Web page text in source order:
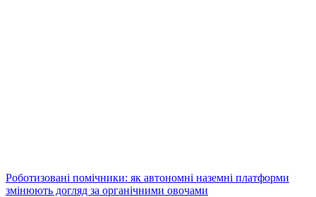
Роботизовані помічники: як автономні наземні платформи
змінюють догляд за органічними овочами